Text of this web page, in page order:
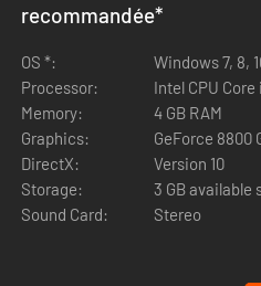
recommandée*
OS *:
Windows 7, 8,
Processor:
Intel CPU
Memory:
4 GB RAM
Graphics:
GeForce 8800
DirectX:
Version 10
Storage:
3 GB available
Sound Card:
Stereo